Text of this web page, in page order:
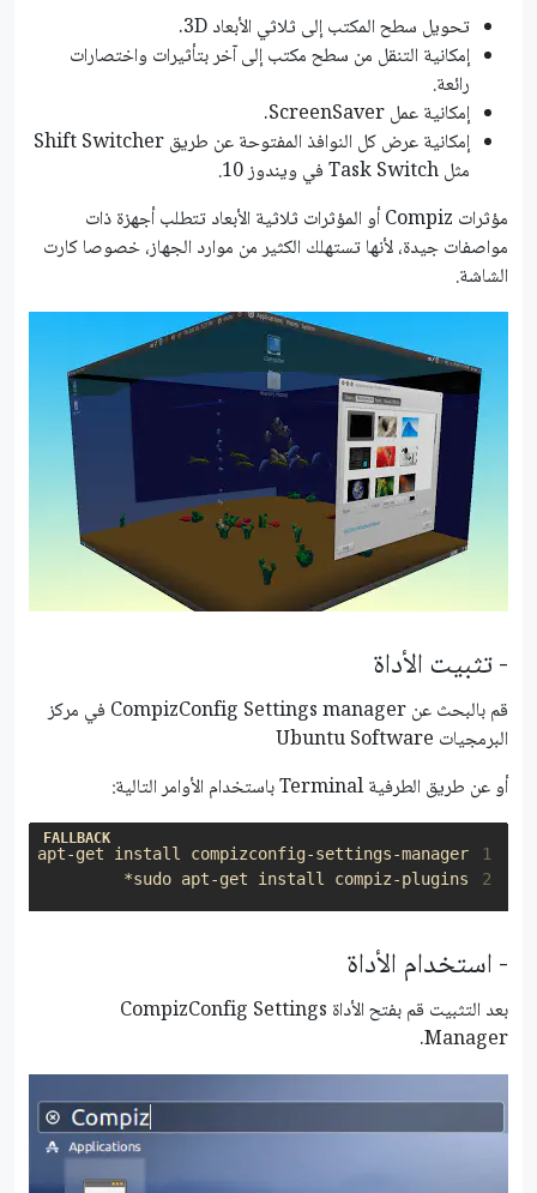
تحويل سطح المكتب إلى ثلاثي الأبعاد 3D.
إمكانية التنقل من سطح مكتب إلى آخر بتأثيرات واختصارات
رائعة.
إمكانية عمل ScreenSaver.
إمكانية عرض كل النوافذ المفتوحة عن طريق Shift Switcher
مثل Task Switch في ويندوز 10.
مؤثرات Compiz أو المؤثرات ثلاثية الأبعاد تتطلب أجهزة ذات
مواصفات جيدة، لأنها تستهلك الكثير من موارد الجهاز، خصوصا كارت
الشاشة.
- تثبيت الأداة
قم بالبحث عن CompizConfig Settings manager في مركز
البرمجيات Ubuntu Software
أو عن طريق الطرفية Terminal باستخدام الأوامر التالية:
1
apt-get install compizconfig-settings-manager
2
sudo apt-get install compiz-plugins*
- استخدام الأداة
بعد التثبيت قم بفتح الأداة CompizConfig Settings
Manager.